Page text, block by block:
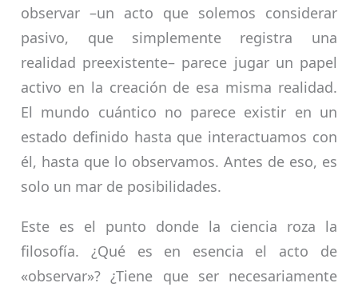
observar –un acto que solemos considerar
pasivo, que simplemente registra una
realidad preexistente– parece jugar un papel
activo en la creación de esa misma realidad.
El mundo cuántico no parece existir en un
estado definido hasta que interactuamos con
él, hasta que lo observamos. Antes de eso, es
solo un mar de posibilidades.
Este es el punto donde la ciencia roza la
filosofía. ¿Qué es en esencia el acto de
«observar»? ¿Tiene que ser necesariamente